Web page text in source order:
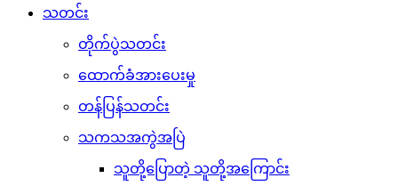
သတင်း
တိုက်ပွဲသတင်း
ထောက်ခံအားပေးမှု
တန်ပြန်သတင်း
သကသအကွဲအပြဲ
သူတို့ပြောတဲ့ သူတို့အကြောင်း